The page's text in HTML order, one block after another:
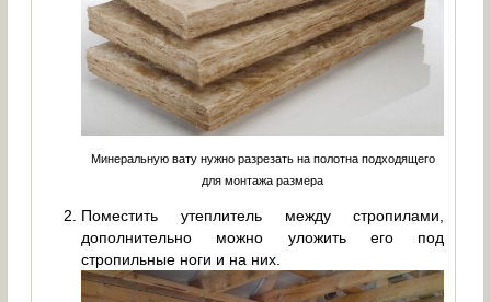
Минеральную вату нужно разрезать на полотна подходящего
для монтажа размера
Поместить утеплитель между стропилами,
дополнительно можно уложить его под
стропильные ноги и на них.